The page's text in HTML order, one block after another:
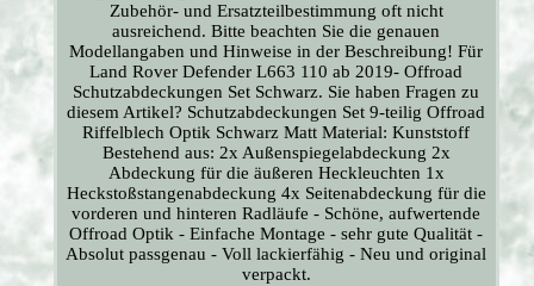
Zubehör- und Ersatzteilbestimmung oft nicht
ausreichend. Bitte beachten Sie die genauen
Modellangaben und Hinweise in der Beschreibung! Für
Land Rover Defender L663 110 ab 2019- Offroad
Schutzabdeckungen Set Schwarz. Sie haben Fragen zu
diesem Artikel? Schutzabdeckungen Set 9-teilig Offroad
Riffelblech Optik Schwarz Matt Material: Kunststoff
Bestehend aus: 2x Außenspiegelabdeckung 2x
Abdeckung für die äußeren Heckleuchten 1x
Heckstoßstangenabdeckung 4x Seitenabdeckung für die
vorderen und hinteren Radläufe - Schöne, aufwertende
Offroad Optik - Einfache Montage - sehr gute Qualität -
Absolut passgenau - Voll lackierfähig - Neu und original
verpackt.